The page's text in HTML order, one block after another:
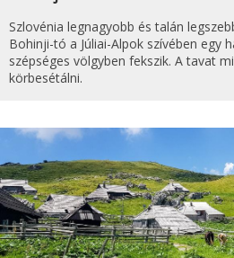
Szlovénia legnagyobb és talán
Bohinji-tó a Júliai-Alpok szívében egy
szépséges völgyben fekszik. A tavat
körbesétálni.